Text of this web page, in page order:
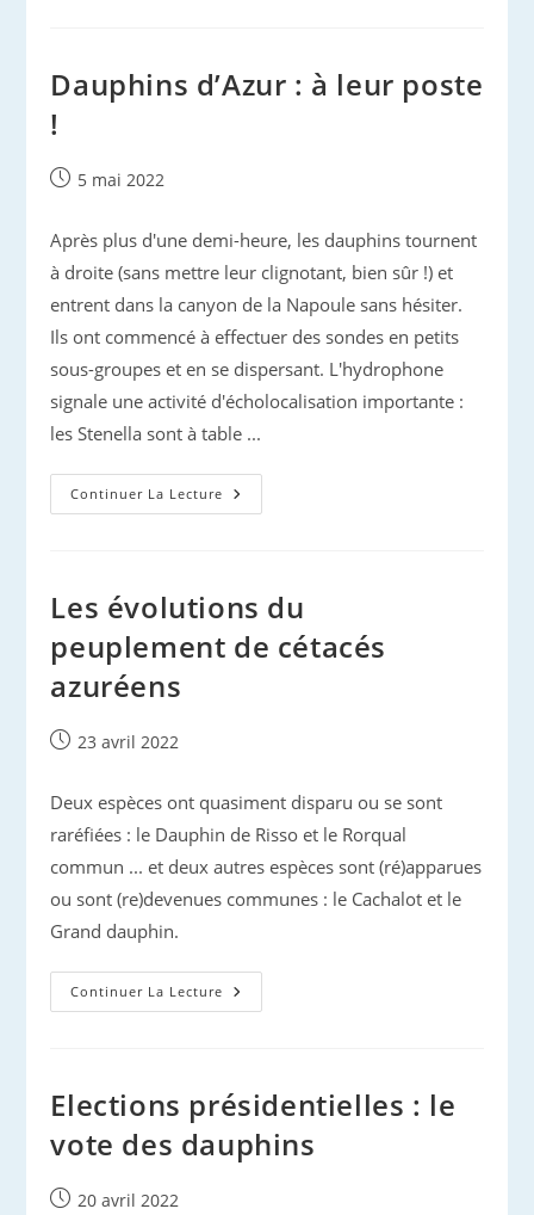
Comportement
Curieux
Dauphins d’Azur : à leur poste
!
Publication
5 mai 2022
Après plus d'une demi-heure, les dauphins tournent
à droite (sans mettre leur clignotant, bien sûr !) et
entrent dans la canyon de la Napoule sans hésiter.
Ils ont commencé à effectuer des sondes en petits
sous-groupes et en se dispersant. L'hydrophone
signale une activité d'écholocalisation importante :
les Stenella sont à table ...
Continuer La Lecture Dauphins
D’Azur
Les évolutions du
peuplement de cétacés
azuréens
Publication
23 avril 2022
Deux espèces ont quasiment disparu ou se sont
raréfiées : le Dauphin de Risso et le Rorqual
commun ... et deux autres espèces sont (ré)apparues
ou sont (re)devenues communes : le Cachalot et le
Grand dauphin.
Continuer La Lecture Les
Évolutions
Azuréens
Elections présidentielles : le
vote des dauphins
Publication
20 avril 2022